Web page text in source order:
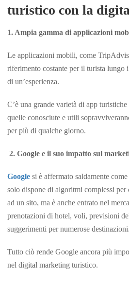
turistico con la
1. Ampia gamma di applicazioni
Le applicazioni mobili, come
riferimento costante per il turista lungo
di un’esperienza.
C’è una grande varietà di app
quelle conosciute e utili
per più di qualche giorno.
2. Google e il suo impatto sul
Google si è affermato saldamente
solo dispone di algoritmi complessi
ad un sito, ma è anche entrato nel
prenotazioni di hotel, voli, previsioni
suggerimenti per numerose destinazioni.
Tutto ciò rende Google ancora più
nel digital marketing turistico.